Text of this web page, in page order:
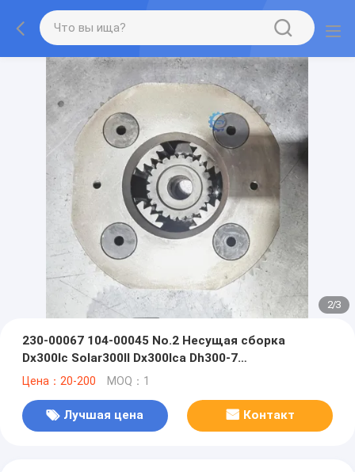
2/3
230-00067 104-00045 No.2 Несущая сборка
Dx300lc Solar300ll Dx300lca Dh300-7
Колебательная коробка передач K1002518B
Цена：20-200 MOQ：1
Лучшая цена Контакт